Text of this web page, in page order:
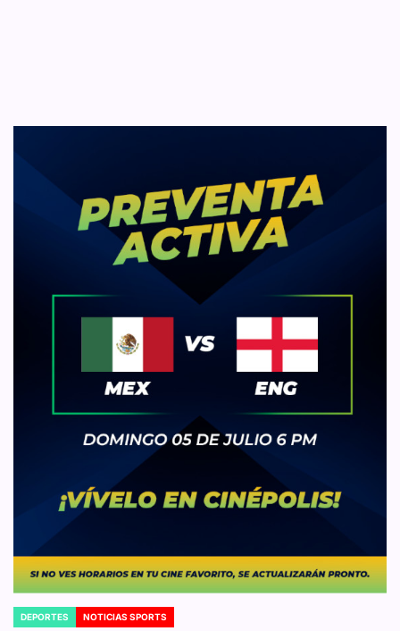
POSTED
DEPORTES NOTICIAS SPORTS